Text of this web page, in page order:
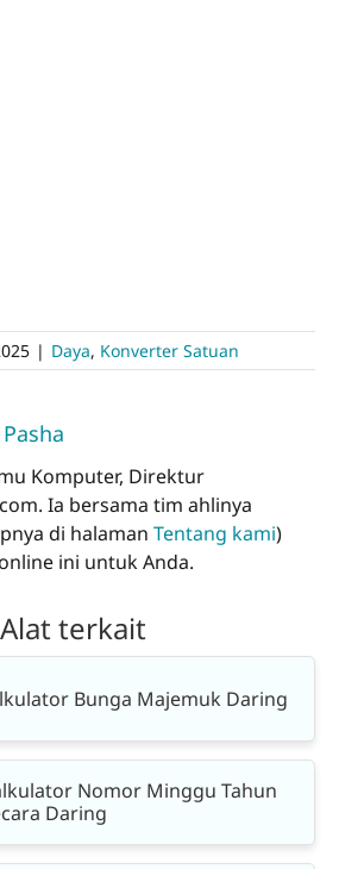
| Daya, Konverter Satuan
Pasha
Komputer, Direktur
Ia bersama tim ahlinya
di halaman Tentang kami)
ini untuk Anda.
Alat terkait
Bunga Majemuk Daring
Nomor Minggu Tahun
Daring